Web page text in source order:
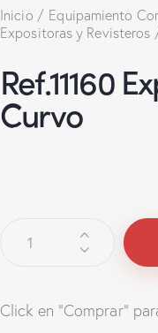
Inicio Equipamiento
Expositoras y Revisteros
Ref.11160
Curvo
Click en "Comprar"